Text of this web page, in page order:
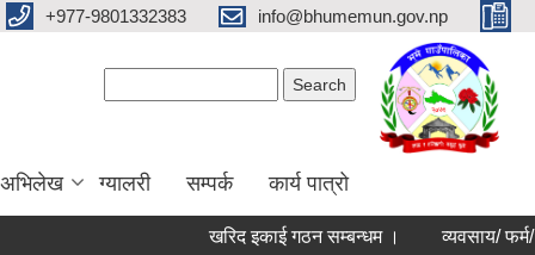
+977-9801332383 info@bhumemun.gov.np
ग्यालरी सम्पर्क कार्य पात्रो
खरिद इकाई गठन सम्बन्धम । व्यवसाय/ फर्म/